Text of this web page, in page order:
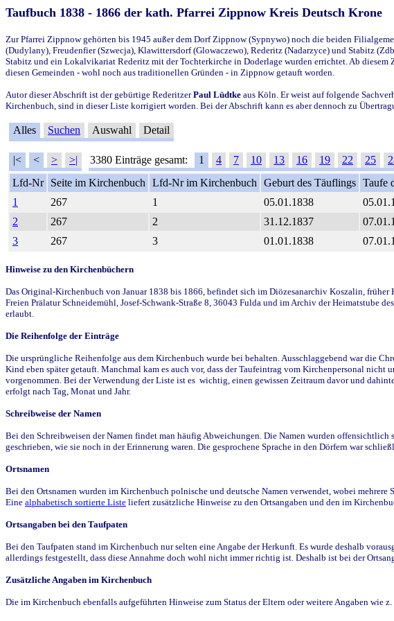
Taufbuch 1838 - 1866 der kath. Pfarrei Zippnow Kreis Deutsch Krone
Zur Pfarrei Zippnow gehörten bis 1945 außer dem Dorf Zippnow (Sypnywo) noch die beiden
(Dudylany), Freudenfier (Szwecja), Klawittersdorf (Glowaczewo), Rederitz (Nadarzyce) und Stabitz
Stabitz und ein Lokalvikariat Rederitz mit der Tochterkirche in Doderlage wurden errichtet. Ab
diesen Gemeinden - wohl noch aus traditionellen Gründen - in Zippnow getauft worden.
Autor dieser Abschrift ist der gebürtige RederitzerPaul Lüdtke aus Köln. Er weist auf folgende
Kirchenbuch, sind in dieser Liste korrigiert worden. Bei der Abschrift kann es aber dennoch zu
Alles Suchen Auswahl Detail
|< < > >| 3380 Einträge gesamt: 1 4 7 10 13 16 19 22 25
Lfd-Nr
Seite im Kirchenbuch Lfd-Nr im Kirchenbuch Geburt des Täuflings Taufe
1
267 1 05.01.1838
2
267 2 31.12.1837
3
267 3 01.01.1838
Hinweise zu den Kirchenbüchern
Das Original-Kirchenbuch von Januar 1838 bis 1866, befindet sich im Diözesanarchiv Koszalin,
Freien Prälatur Schneidemühl, Josef-Schwank-Straße 8, 36043 Fulda und im Archiv der Heimatstube
erlaubt.
Die Reihenfolge der Einträge
Die ursprüngliche Reihenfolge aus dem Kirchenbuch wurde bei behalten. Ausschlaggebend war die
Kind eben später getauft. Manchmal kam es auch vor, dass der Taufeintrag vom Kirchenpersonal
vorgenommen. Bei der Verwendung der Liste ist es wichtig, einen gewissen Zeitraum davor und
erfolgt nach Tag, Monat und Jahr.
Schreibweise der Namen
Bei den Schreibweisen der Namen findet man häufig Abweichungen. Die Namen wurden offensichtlich
geschrieben, wie sie noch in der Erinnerung waren. Die gesprochene Sprache in den Dörfern war
Ortsnamen
Bei den Ortsnamen wurden im Kirchenbuch polnische und deutsche Namen verwendet, wobei
Eine alphabetisch sortierte Liste liefert zusätzliche Hinweise zu den Ortsangaben und den im
Ortsangaben bei den Taufpaten
Bei den Taufpaten stand im Kirchenbuch nur selten eine Angabe der Herkunft. Es wurde deshalb
allerdings festgestellt, dass diese Annahme doch wohl nicht immer richtig ist. Deshalb ist bei der
Zusätzliche Angaben im Kirchenbuch
Die im Kirchenbuch ebenfalls aufgeführten Hinweise zum Status der Eltern oder weitere Angaben wie